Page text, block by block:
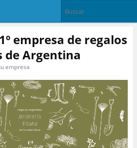
empresa de regalos
de Argentina
empresa